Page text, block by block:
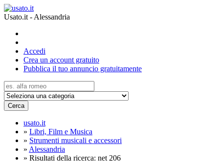
Usato.it - Alessandria
Accedi
Crea un account gratuito
Pubblica il tuo annuncio gratuitamente
Cerca
usato.it
» Libri, Film e Musica
» Strumenti musicali e accessori
» Alessandria
» Risultati della ricerca: net 206